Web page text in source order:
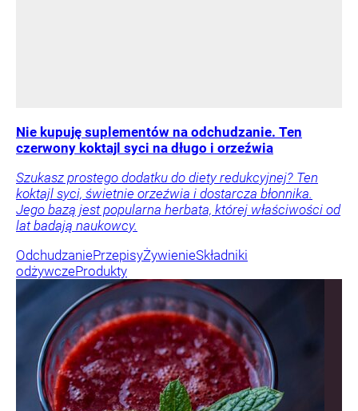
Nie kupuję suplementów na odchudzanie. Ten
czerwony koktajl syci na długo i orzeźwia
Szukasz prostego dodatku do diety redukcyjnej? Ten
koktajl syci, świetnie orzeźwia i dostarcza błonnika.
Jego bazą jest popularna herbata, której właściwości od
lat badają naukowcy.
OdchudzaniePrzepisyŻywienieSkładniki
odżywczeProdukty